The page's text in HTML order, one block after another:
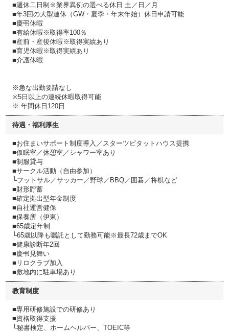
■週休二日制※業界異例の選べる休日 土／日／月
■年3回の大型連休（GW・夏季・年末年始）休日申請可能
■慶弔休暇
■有給休暇※取得率100％
■産前・産後休暇※取得実績あり
■育児休暇※取得実績あり
■介護休暇
※急な出勤要請なし
※5日以上の連続休暇取得可能
※ 年間休日120日
待遇・福利厚生
■お住まいサポート制度導入／スターツピタットハウス提携
■仮眠室／休憩室／シャワー室あり
■制服貸与
■サークル活動（自由参加）
└フットサル／サッカー／野球／BBQ／囲碁／将棋など
■財形貯蓄
■確定拠出型年金制度
■自社運営健保
■保養所（伊東）
■65歳定年制
└65歳以降も嘱託として勤務可能※最長72歳までOK
■健康診断年2回
■慶弔見舞い
■リロクラブ加入
■敷地内に駐車場あり
教育制度
■専用研修施設での研修あり
■資格取得支援
└秘書検定、ホームヘルパー、TOEIC等